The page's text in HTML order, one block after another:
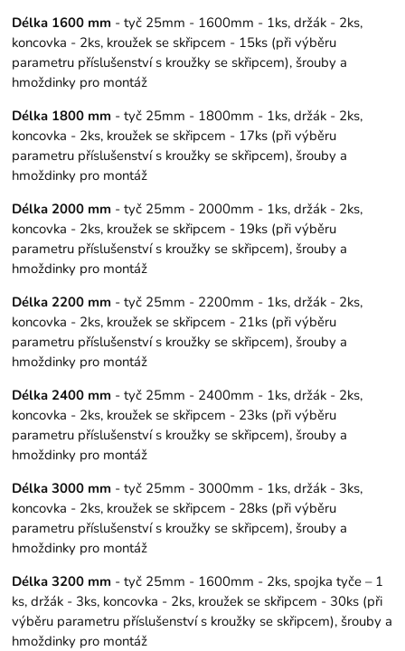
Délka 1600 mm - tyč 25mm - 1600mm - 1ks, držák - 2ks,
koncovka - 2ks, kroužek se skřipcem - 15ks (při výběru
parametru příslušenství s kroužky se skřipcem), šrouby a
hmoždinky pro montáž
Délka 1800 mm - tyč 25mm - 1800mm - 1ks, držák - 2ks,
koncovka - 2ks, kroužek se skřipcem - 17ks (při výběru
parametru příslušenství s kroužky se skřipcem), šrouby a
hmoždinky pro montáž
Délka 2000 mm - tyč 25mm - 2000mm - 1ks, držák - 2ks,
koncovka - 2ks, kroužek se skřipcem - 19ks (při výběru
parametru příslušenství s kroužky se skřipcem), šrouby a
hmoždinky pro montáž
Délka 2200 mm - tyč 25mm - 2200mm - 1ks, držák - 2ks,
koncovka - 2ks, kroužek se skřipcem - 21ks (při výběru
parametru příslušenství s kroužky se skřipcem), šrouby a
hmoždinky pro montáž
Délka 2400 mm - tyč 25mm - 2400mm - 1ks, držák - 2ks,
koncovka - 2ks, kroužek se skřipcem - 23ks (při výběru
parametru příslušenství s kroužky se skřipcem), šrouby a
hmoždinky pro montáž
Délka 3000 mm - tyč 25mm - 3000mm - 1ks, držák - 3ks,
koncovka - 2ks, kroužek se skřipcem - 28ks (při výběru
parametru příslušenství s kroužky se skřipcem), šrouby a
hmoždinky pro montáž
Délka 3200 mm - tyč 25mm - 1600mm - 2ks, spojka tyče – 1
ks, držák - 3ks, koncovka - 2ks, kroužek se skřipcem - 30ks (při
výběru parametru příslušenství s kroužky se skřipcem), šrouby a
hmoždinky pro montáž